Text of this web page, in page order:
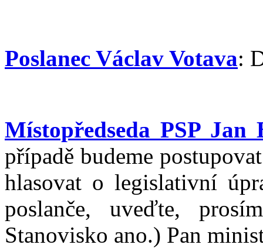
Poslanec Václav Votava:
Místopředseda PSP Jan
případě budeme
hlasovat o legislativní
poslanče, uveďte,
Stanovisko ano.) Pan